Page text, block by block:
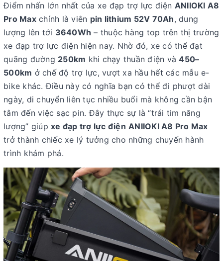
Điểm nhấn lớn nhất của xe đạp trợ lực điện ANIIOKI A8
Pro Maxchính là viên pin lithium 52V 70Ah, dung
lượng lên tới 3640Wh – thuộc hàng top trên thị trường
xe đạp trợ lực điện hiện nay. Nhờ đó, xe có thể đạt
quãng đường 250km khi chạy thuần điện và450–
500km ở chế độ trợ lực, vượt xa hầu hết các mẫu e-
bike khác. Điều này có nghĩa bạn có thể đi phượt dài
ngày, di chuyển liên tục nhiều buổi mà không cần bận
tâm đến việc sạc pin. Đây thực sự là “trái tim năng
lượng” giúp xe đạp trợ lực điện ANIIOKI A8 Pro Max
trở thành chiếc xe lý tưởng cho những chuyến hành
trình khám phá.